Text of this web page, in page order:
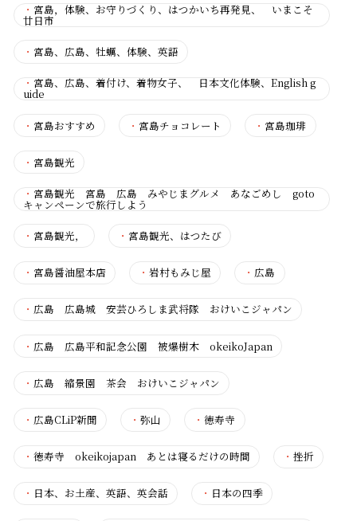
・ 宮島，体験、お守りづくり、はつかいち再発見、 いまこそ
廿日市
・ 宮島、広島、牡蠣、体験、英語
・ 宮島、広島、着付け、着物女子、 日本文化体験、English g
uide
・ 宮島おすすめ ・ 宮島チョコレート ・ 宮島珈琲
・ 宮島観光
・ 宮島観光 宮島 広島 みやじまグルメ あなごめし goto
キャンペーンで旅行しよう
・ 宮島観光， ・ 宮島観光、はつたび
・ 宮島醤油屋本店 ・岩村もみじ屋 ・ 広島
・ 広島 広島城 安芸ひろしま武将隊 おけいこジャパン
・ 広島 広島平和記念公園 被爆樹木 okeikoJapan
・ 広島 縮景園 茶会 おけいこジャパン
・ 広島CLiP新聞 ・弥山 ・徳寿寺
・ 徳寿寺 okeikojapan あとは寝るだけの時間 ・挫折
・ 日本、お土産、英語、英会話 ・ 日本の四季